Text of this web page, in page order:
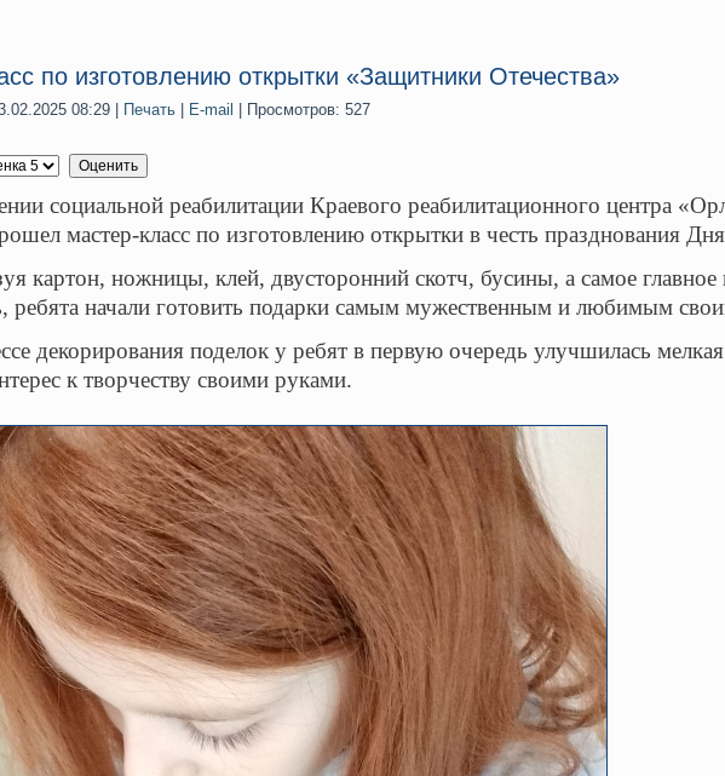
по изготовлению открытки «Защитники Отечества»
08:29 Печать E-mail | Просмотров: 527
социальной реабилитации Краевого реабилитационного центра
мастер-класс по изготовлению открытки в честь празднования
ножницы, клей, двусторонний скотч, бусины, а самое главное
ребята начали готовить подарки самым мужественным и любимым
декорирования поделок у ребят в первую очередь улучшилась
к творчеству своими руками.